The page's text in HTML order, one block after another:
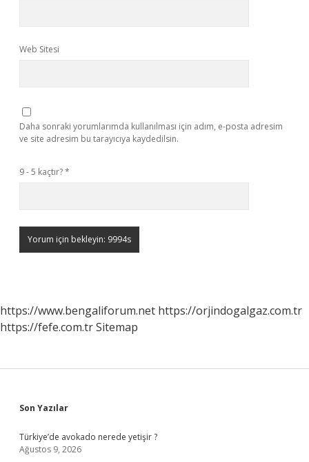
Web Sitesi
Daha sonraki yorumlarımda kullanılması için adım, e-posta adresim
ve site adresim bu tarayıcıya kaydedilsin.
9 - 5 kaçtır?*
https://www.bengaliforum.net https://orjindogalgaz.com.tr
https://fefe.com.trSitemap
Sidebar
Son Yazılar
Türkiye’de avokado nerede yetişir ?
Ağustos 9, 2026